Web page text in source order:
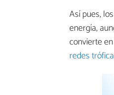
Así pues,
energía,
convierte
redes